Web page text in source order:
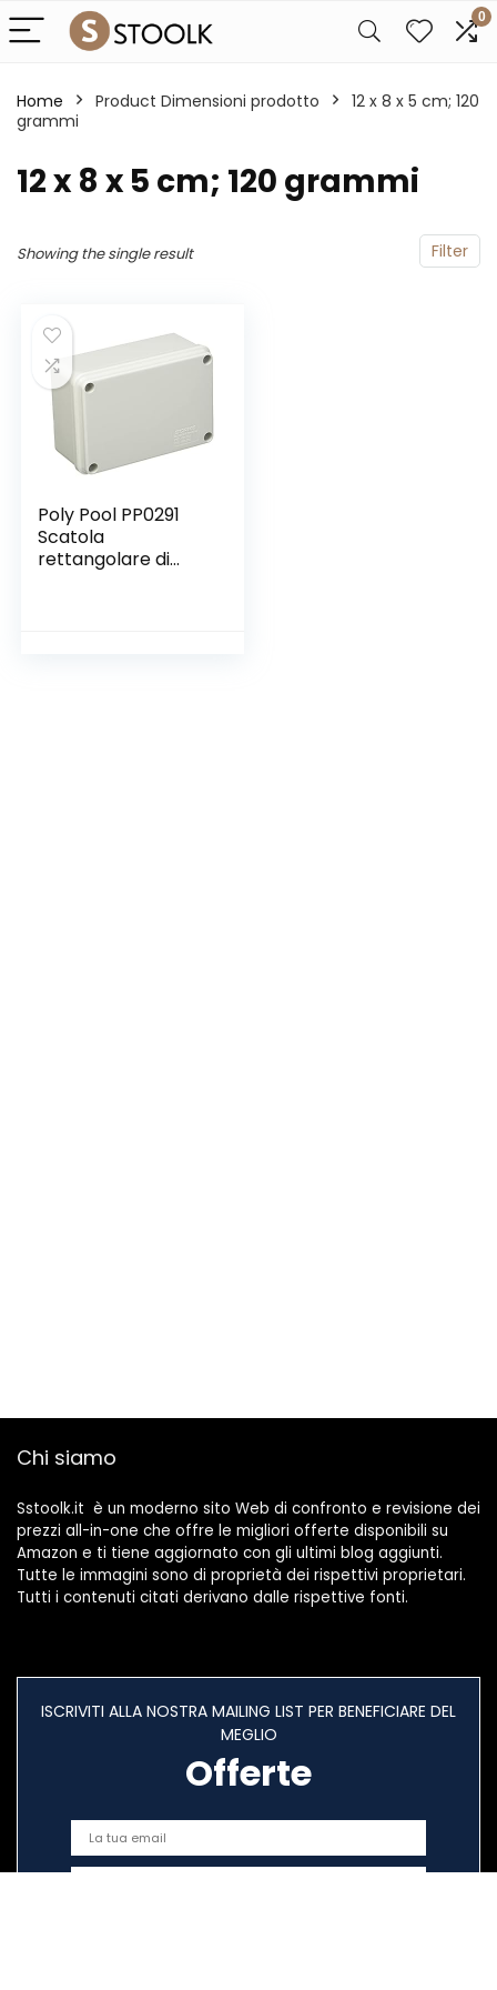
0
Home Product Dimensioni prodotto
‎12 x 8 x 5 cm; 120
grammi
‎12 x 8 x 5 cm; 120 grammi
Filter
Showing the single result
Poly Pool PP0291
Scatola
rettangolare di
Chi siamo
Sstoolk.it è un moderno sito Web di confronto e revisione dei
prezzi all-in-one che offre le migliori offerte disponibili su
Amazon e ti tiene aggiornato con gli ultimi blog aggiunti.
Tutte le immagini sono di proprietà dei rispettivi proprietari.
Tutti i contenuti citati derivano dalle rispettive fonti.
ISCRIVITI ALLA NOSTRA MAILING LIST PER BENEFICIARE DEL
MEGLIO
Offerte